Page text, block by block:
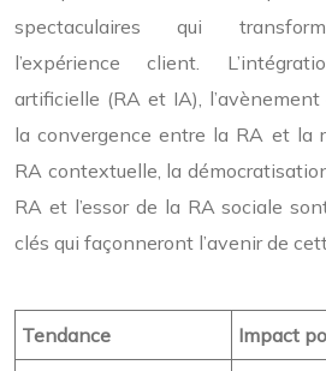
spectaculaires qui
l’expérience client.
artificielle (RA et IA),
la convergence entre la RA et la
RA contextuelle, la
RA et l’essor de la RA sociale
clés qui façonneront l’avenir de
Tendance Impact